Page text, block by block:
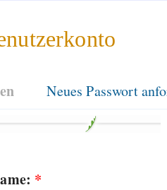
Neues Passwort
*